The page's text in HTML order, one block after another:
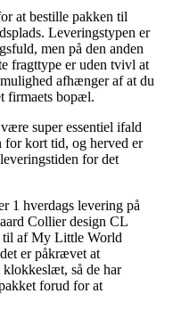
at bestille pakken til
Leveringstypen er
men på den anden
fragttype er uden tvivl at
afhænger af at du
firmaets bopæl.
super essentiel ifald
for kort tid, og herved er
for det
1 hverdags levering på
Collier design CL
til af My Little World
er påkrævet at
så de har
forud for at